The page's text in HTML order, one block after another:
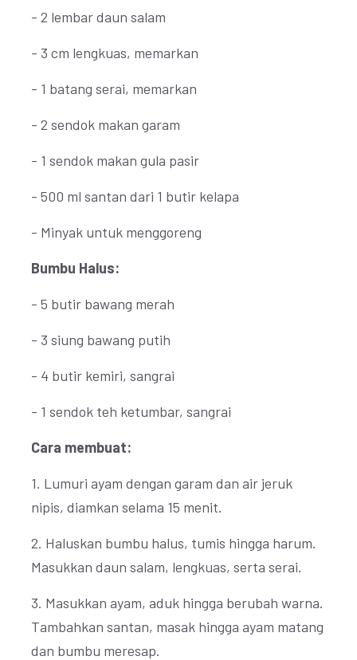
- 2 lembar daun salam
- 3 cm lengkuas, memarkan
- 1 batang serai, memarkan
- 2 sendok makan garam
- 1 sendok makan gula pasir
- 500 ml santan dari 1 butir kelapa
- Minyak untuk menggoreng
Bumbu Halus:
- 5 butir bawang merah
- 3 siung bawang putih
- 4 butir kemiri, sangrai
- 1 sendok teh ketumbar, sangrai
Cara membuat:
1. Lumuri ayam dengan garam dan air jeruk
nipis, diamkan selama 15 menit.
2. Haluskan bumbu halus, tumis hingga harum.
Masukkan daun salam, lengkuas, serta serai.
3. Masukkan ayam, aduk hingga berubah warna.
Tambahkan santan, masak hingga ayam matang
dan bumbu meresap.